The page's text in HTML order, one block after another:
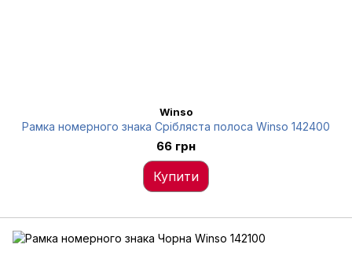
Winso
Рамка номерного знака Срібляста полоса Winso 142400
66 грн
Купити